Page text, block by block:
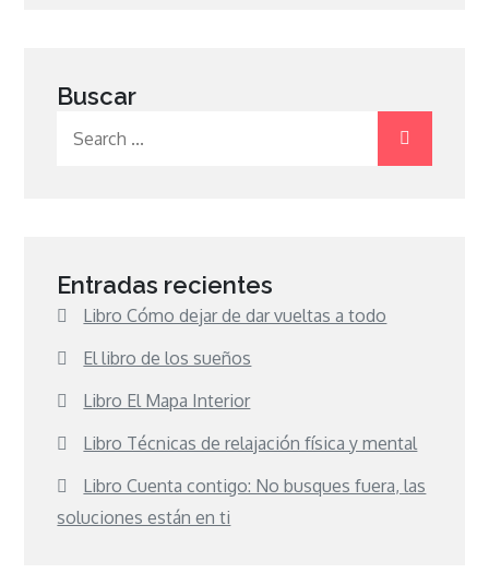
Buscar
Entradas recientes
Libro Cómo dejar de dar vueltas a todo
El libro de los sueños
Libro El Mapa Interior
Libro Técnicas de relajación física y mental
Libro Cuenta contigo: No busques fuera, las
soluciones están en ti